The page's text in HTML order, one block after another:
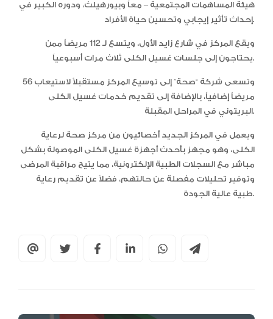
هيئة المساهمات المجتمعية – معاً وبيورهيلث، ودوره الكبير في
إحداث تأثير إيجابي وتحسين حياة الأفراد.
ويقع المركز في شارع زايد الأول، ويتسع لـ 112 مريضاً ممن
يحتاجون إلى جلسات غسيل الكلى ثلاث مرات أسبوعياً.
وتسعى شركة “صحة” إلى توسيع المركز مستقبلاً لاستيعاب 56
مريضاً إضافياً، بالإضافة إلى تقديم خدمات غسيل الكلى
البريتوني في المراحل المقبلة.
ويعمل في المركز الجديد أخصائيون من مركز صحة لرعاية
الكلى، وهو مجهز بأحدث أجهزة غسيل الكلى الموصولة بشكل
مباشر مع السجلات الطبية الإلكترونية، مما يتيح مراقبة المرضى
وتوفير تحليلات مفصلة عن حالتهم، فضلاً عن تقديم رعاية
طبية عالية الجودة.